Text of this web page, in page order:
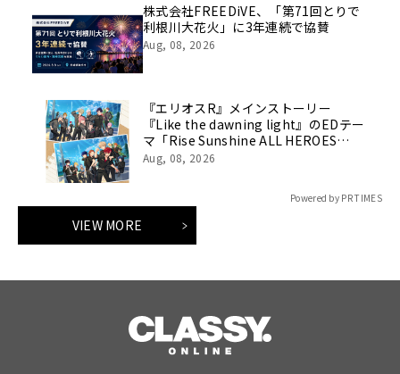
株式会社FREEDiVE、「第71回とりで
利根川大花火」に3年連続で協賛
Aug, 08, 2026
『エリオスR』メインストーリー
『Like the dawning light』のEDテー
マ「Rise Sunshine ALL HEROES
Ver.」がフルサイズ配信決定！
Aug, 08, 2026
Powered by PR TIMES
VIEW MORE